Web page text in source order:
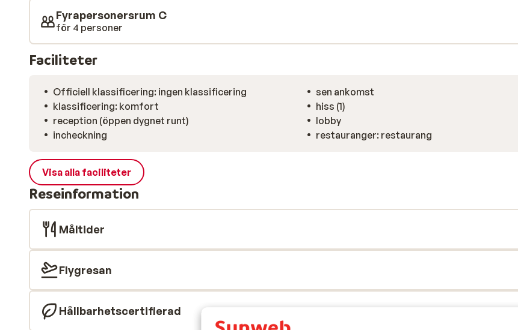
Fyrapersonersrum C
för 4 personer
Faciliteter
Officiell klassificering: ingen klassificering
klassificering: komfort
reception (öppen dygnet runt)
incheckning
sen ankomst
hiss (1)
lobby
restauranger: restaurang
Visa alla faciliteter
Reseinformation
Måltider
Flygresan
Hållbarhetscertifierad